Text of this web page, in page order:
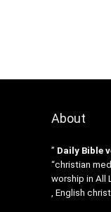
About
” Daily Bible
“christian
worship in All
, English